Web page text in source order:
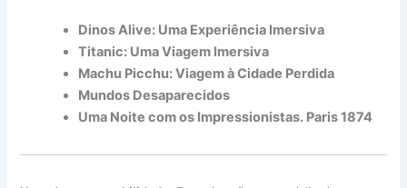
Dinos Alive: Uma Experiência Imersiva
Titanic: Uma Viagem Imersiva
Machu Picchu: Viagem à Cidade Perdida
Mundos Desaparecidos
Uma Noite com os Impressionistas. Paris 1874